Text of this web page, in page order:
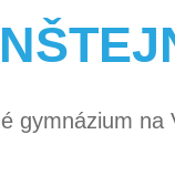
gymnázium na